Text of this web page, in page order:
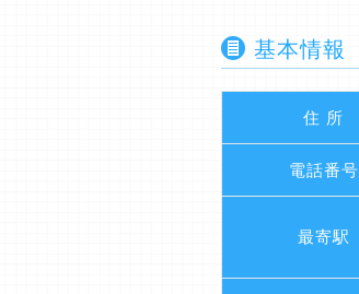
基本情報
住 所
電話番号
最寄駅